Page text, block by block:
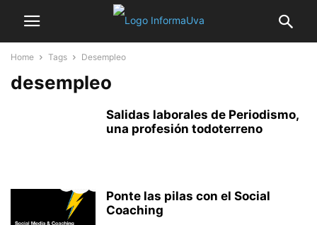
Home Tags Desempleo
desempleo
Salidas laborales de Periodismo,
una profesión todoterreno
Ponte las pilas con el Social
Coaching